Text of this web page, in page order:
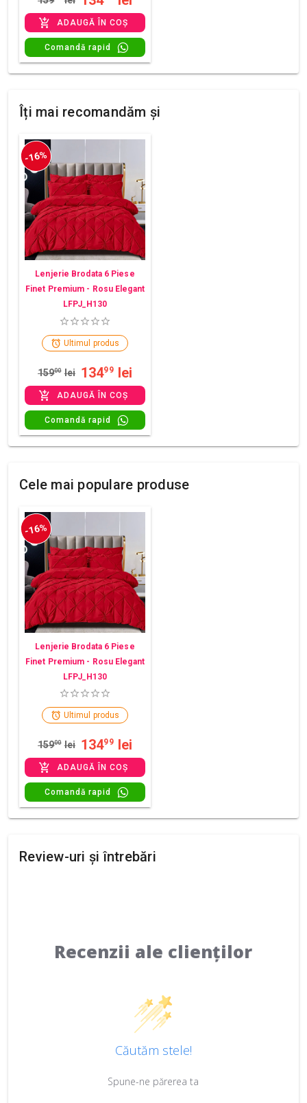
ADAUGĂ ÎN COȘ
Comandă rapid
Îți mai recomandăm și
-16%
Lenjerie Brodata 6 Piese
Finet Premium - Rosu Elegant
LFPJ_H130
Ultimul produs
15900 lei 13499 lei
ADAUGĂ ÎN COȘ
Comandă rapid
Cele mai populare produse
-16%
Lenjerie Brodata 6 Piese
Finet Premium - Rosu Elegant
LFPJ_H130
Ultimul produs
15900 lei 13499 lei
ADAUGĂ ÎN COȘ
Comandă rapid
Review-uri și întrebări
Recenzii ale clienților
Căutăm stele!
Spune-ne părerea ta